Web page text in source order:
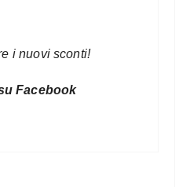
i nuovi sconti!
Facebook